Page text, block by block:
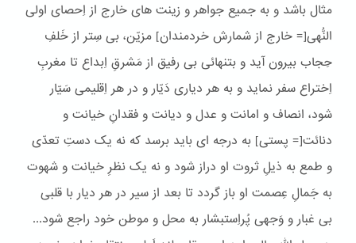
مثال باشد و به جمیع جواهر و زینت های خارج از اِحصای اولی
النُّهی[= خارج از شمارش خردمندان] مزیّن، بی سِتر از خَلفِ
حِجاب بیرون آید و بتنهائی بی رفیق از مَشرقِ اِبداع تا مغربِ
اِختراع سفر نماید و به هر دیاری دَیّار و در هر اِقلیمی سَیّار
شود، انصاف و امانت و عدل و دیانت و فقدانِ خیانت و
دنائت[= پستی] به درجه ای باید برسد که نه یک دستِ تعدّی
و طمع به ذیلِ ثروت او دراز شود و نه یک نظرِ خیانت و شهوت
به جَمالِ عِصمت او باز گردد تا بعد از سیر در هر دیار با قلبی
بی غبار و وَجهی پُراِستبشار به محل و موطن خود راجع شود...